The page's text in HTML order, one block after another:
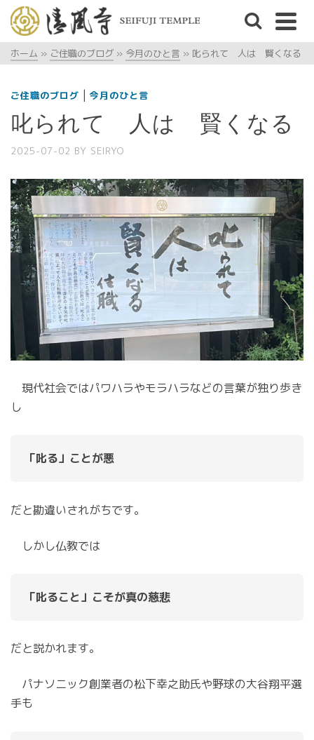
ホーム » ご住職のブログ » 今月のひと言 » 叱られて 人は 賢くなる
ご住職のブログ | 今月のひと言
叱られて 人は 賢くなる
2025-07-02 BY SEIRYO
現代社会ではパワハラやモラハラなどの言葉が独り歩き
し
「叱る」ことが悪
だと勘違いされがちです。
しかし仏教では
「叱ること」こそが真の慈悲
だと説かれます。
パナソニック創業者の松下幸之助氏や野球の大谷翔平選
手も